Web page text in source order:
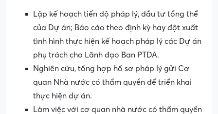
Lập kế hoạch tiến độ pháp lý, đầu tư tổng thể
của Dự án; Báo cáo theo định kỳ hay đột xuất
tình hình thực hiện kế hoạch pháp lý các Dự án
phụ trách cho Lãnh đạo Ban PTDA.
Nghiên cứu, tổng hợp hồ sơ pháp lý gửi Cơ
quan Nhà nước có thẩm quyền để triển khai
thực hiện dự án.
Làm việc với cơ quan nhà nước có thẩm quyền